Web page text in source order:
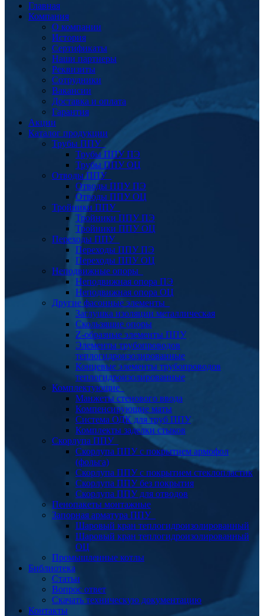
Главная
Компания
О компании
История
Сертификаты
Наши партнеры
Реквизиты
Сотрудники
Вакансии
Доставка и оплата
Гарантия
Акции
Каталог продукции
Трубы ППУ
Трубы ППУ ПЭ
Трубы ППУ ОЦ
Отводы ППУ
Отводы ППУ ПЭ
Отводы ППУ ОЦ
Тройники ППУ
Тройники ППУ ПЭ
Тройники ППУ ОЦ
Переходы ППУ
Переходы ППУ ПЭ
Переходы ППУ ОЦ
Неподвижные опоры
Неподвижная опора ПЭ
Неподвижная опора ОЦ
Другие фасонные элементы
Заглушка изоляции металлическая
Скользящие опоры
Z-образные элементы ППУ
Элементы трубопроводов
теплогидроизолированные
Концевые элементы трубопроводов
теплогидроизолированные
Комплектующие
Манжеты стенового ввода
Компенсирующие маты
Система ОДК для труб ППУ
Комплекты заделки стыков
Скорлупа ППУ
Скорлупа ППУ с покрытием армофол
(фольга)
Скорлупа ППУ с покрытием стеклопластик
Скорлупа ППУ без покрытия
Скорлупа ППУ для отводов
Пенопакеты монтажные
Запорная арматура ППУ
Шаровый кран теплогидроизолированный
Шаровый кран теплогидроизолированный
ОЦ
Промышленные котлы
Библиотека
Статьи
Вопрос ответ
Скачать техническую документацию
Контакты